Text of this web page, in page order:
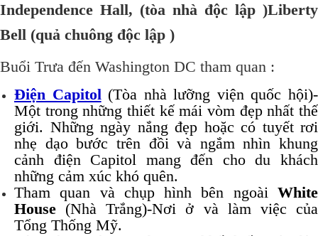
Independence Hall, (tòa nhà độc lập )Liberty
Bell (quả chuông độc lập )
Buổi Trưa đến Washington DC tham quan :
Điện Capitol (Tòa nhà lưỡng viện quốc hội)-
Một trong những thiết kế mái vòm đẹp nhất thế
giới. Những ngày nắng đẹp hoặc có tuyết rơi
nhẹ dạo bước trên đồi và ngắm nhìn khung
cảnh điện Capitol mang đến cho du khách
những cảm xúc khó quên.
Tham quan và chụp hình bên ngoài White
House (Nhà Trắng)-Nơi ở và làm việc của
Tổng Thống Mỹ.